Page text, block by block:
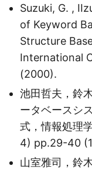
Suzuki, G. ,
of Keyword
Structure
International
(2000).
池田哲夫，鈴
ータベースシ
式，情報処理
4) pp.29-40
山室雅司，鈴